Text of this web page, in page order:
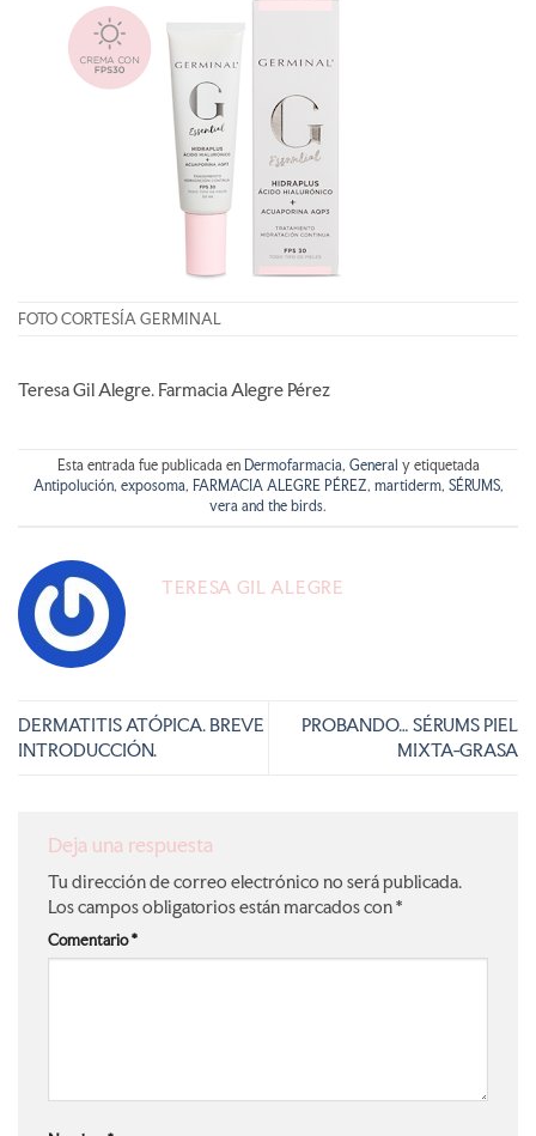
FOTO CORTESÍA GERMINAL
Teresa Gil Alegre. Farmacia Alegre Pérez
Esta entrada fue publicada en Dermofarmacia, General y etiquetada
Antipolución, exposoma, FARMACIA ALEGRE PÉREZ, martiderm, SÉRUMS,
vera and the birds.
TERESA GIL ALEGRE
DERMATITIS ATÓPICA. BREVE
INTRODUCCIÓN.
PROBANDO… SÉRUMS PIEL
MIXTA-GRASA
Deja una respuesta
Tu dirección de correo electrónico no será publicada.
Los campos obligatorios están marcados con*
Comentario*